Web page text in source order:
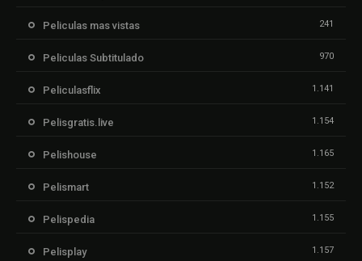
Peliculas mas vistas 241
Peliculas Subtitulado 970
Peliculasflix 1.141
Pelisgratis.live 1.154
Pelishouse 1.165
Pelismart 1.152
Pelispedia 1.155
Pelisplay 1.157